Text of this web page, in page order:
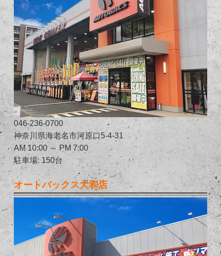
046-236-0700
神奈川県海老名市河原口5-4-31
AM 10:00 ～ PM 7:00
駐車場: 150台
オートバックス大和店